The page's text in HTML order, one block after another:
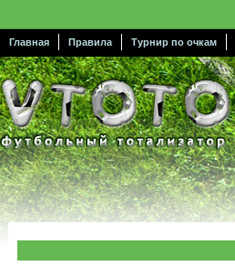
Главная Правила Турнир по очкам